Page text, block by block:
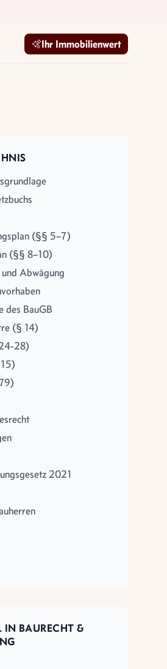
Ihr Immobilienwert
(§§ 5–7)
(§§ 8–10)
Abwägung
des BauGB
(§ 14)
28)
2021
IN BAURECHT &